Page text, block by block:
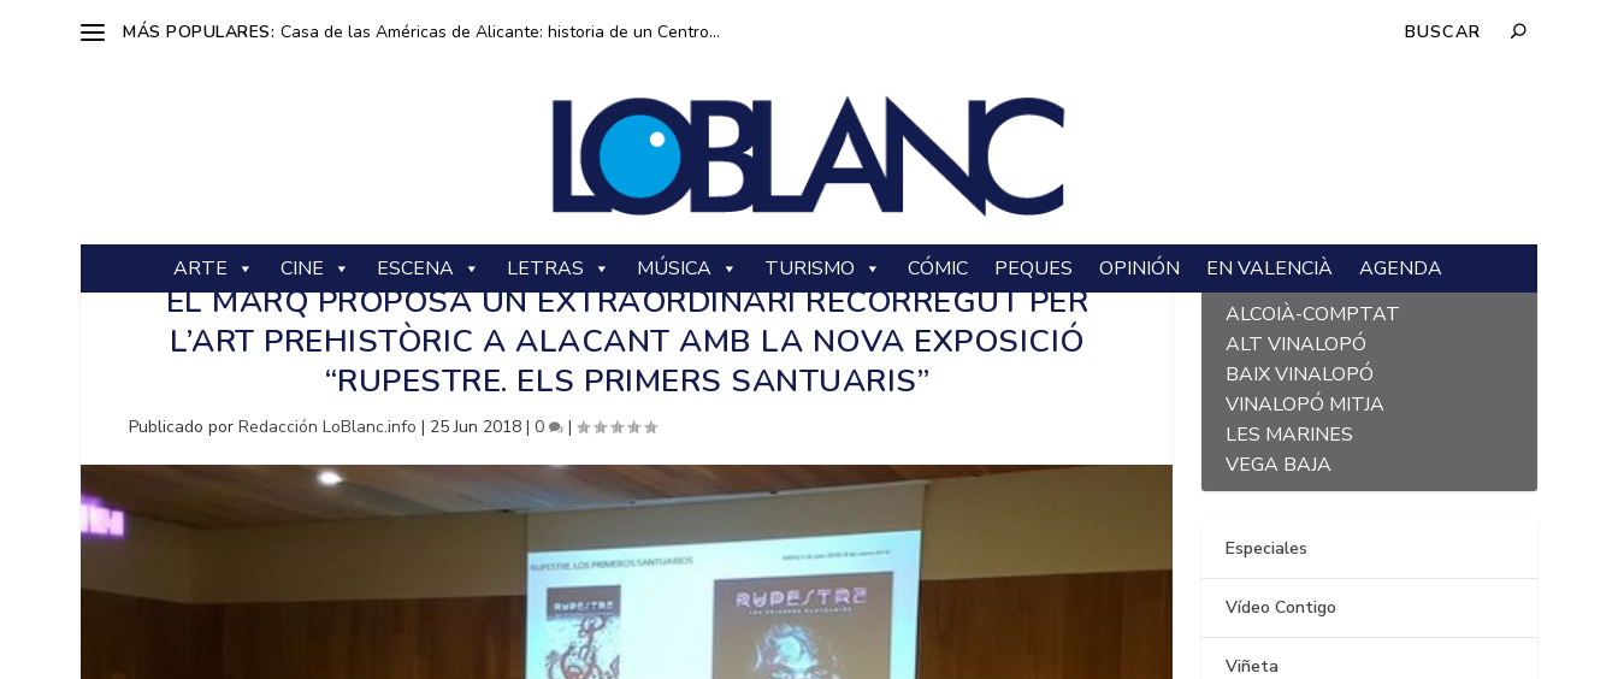
MÁS POPULARES: Casa de las Américas de Alicante: historia de un Centro...
ARTE CINE ESCENA LETRAS MÚSICA TURISMO CÓMIC PEQUES OPINIÓN EN VALENCIÀ AGENDA
EL MARQ PROPOSA UN EXTRAORDINARI RECORREGUT PER
L’ART PREHISTÒRIC A ALACANT AMB LA NOVA EXPOSICIÓ
“RUPESTRE. ELS PRIMERS SANTUARIS”
Publicado porRedacción LoBlanc.info | 25 Jun 2018 |0 |
L´ALACANTÍ
ALCOIÀ-COMPTAT
ALT VINALOPÓ
BAIX VINALOPÓ
VINALOPÓ MITJA
LES MARINES
VEGA BAJA
Especiales
Vídeo Contigo
Viñeta